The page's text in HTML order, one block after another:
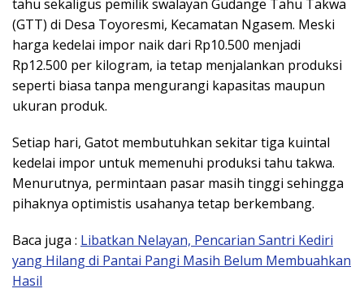
tahu sekaligus pemilik swalayan Gudange Tahu Takwa
(GTT) di Desa Toyoresmi, Kecamatan Ngasem. Meski
harga kedelai impor naik dari Rp10.500 menjadi
Rp12.500 per kilogram, ia tetap menjalankan produksi
seperti biasa tanpa mengurangi kapasitas maupun
ukuran produk.
Setiap hari, Gatot membutuhkan sekitar tiga kuintal
kedelai impor untuk memenuhi produksi tahu takwa.
Menurutnya, permintaan pasar masih tinggi sehingga
pihaknya optimistis usahanya tetap berkembang.
Baca juga : Libatkan Nelayan, Pencarian Santri Kediri
yang Hilang di Pantai Pangi Masih Belum Membuahkan
Hasil